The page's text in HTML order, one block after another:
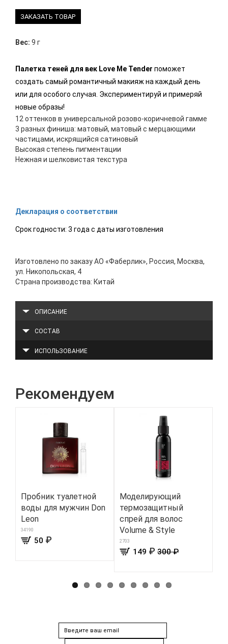
ЗАКАЗАТЬ ТОВАР
Вес: 9 г
Палетка теней для век Love Me Tender поможет
создать самый романтичный макияж на каждый день
или для особого случая. Экспериментируй и примеряй
новые образы!
12 оттенков в универсальной розово-коричневой гамме
3 разных финиша: матовый, матовый с мерцающими
частицами, искрящийся сатиновый
Высокая степень пигментации
Нежная и шелковистая текстура
Декларация о соответствии
Срок годности: 3 года с даты изготовления
Изготовлено по заказу АО «Фаберлик», Россия, Москва,
ул. Никопольская, 4
Страна производства: Китай
ОПИСАНИЕ
СОСТАВ
ИСПОЛЬЗОВАНИЕ
Рекомендуем
Пробник туалетной
воды для мужчин Don
Leon
34190
50 ₽
Моделирующий
термозащитный
спрей для волос
Volume & Style
2703
149 ₽ 300 ₽